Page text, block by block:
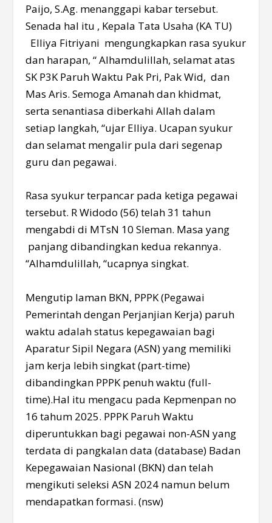
Paijo, S.Ag. menanggapi kabar tersebut.
Senada hal itu , Kepala Tata Usaha (KA TU)
Elliya Fitriyani mengungkapkan rasa syukur
dan harapan, “ Alhamdulillah, selamat atas
SK P3K Paruh Waktu Pak Pri, Pak Wid, dan
Mas Aris. Semoga Amanah dan khidmat,
serta senantiasa diberkahi Allah dalam
setiap langkah, “ujar Elliya. Ucapan syukur
dan selamat mengalir pula dari segenap
guru dan pegawai.
Rasa syukur terpancar pada ketiga pegawai
tersebut. R Widodo (56) telah 31 tahun
mengabdi di MTsN 10 Sleman. Masa yang
panjang dibandingkan kedua rekannya.
“Alhamdulillah, “ucapnya singkat.
Mengutip laman BKN, PPPK (Pegawai
Pemerintah dengan Perjanjian Kerja) paruh
waktu adalah status kepegawaian bagi
Aparatur Sipil Negara (ASN) yang memiliki
jam kerja lebih singkat (part-time)
dibandingkan PPPK penuh waktu (full-
time).Hal itu mengacu pada Kepmenpan no
16 tahum 2025. PPPK Paruh Waktu
diperuntukkan bagi pegawai non-ASN yang
terdata di pangkalan data (database) Badan
Kepegawaian Nasional (BKN) dan telah
mengikuti seleksi ASN 2024 namun belum
mendapatkan formasi. (nsw)